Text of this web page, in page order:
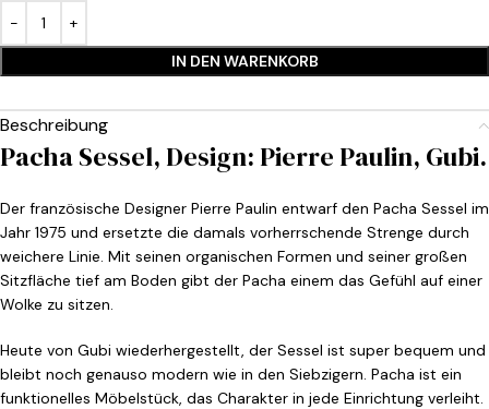
IN DEN WARENKORB
Beschreibung
Pacha Sessel, Design: Pierre Paulin, Gubi.
Der französische Designer Pierre Paulin entwarf den Pacha Sessel im
Jahr 1975 und ersetzte die damals vorherrschende Strenge durch
weichere Linie. Mit seinen organischen Formen und seiner großen
Sitzfläche tief am Boden gibt der Pacha einem das Gefühl auf einer
Wolke zu sitzen.
Heute von Gubi wiederhergestellt, der Sessel ist super bequem und
bleibt noch genauso modern wie in den Siebzigern. Pacha ist ein
funktionelles Möbelstück, das Charakter in jede Einrichtung verleiht.